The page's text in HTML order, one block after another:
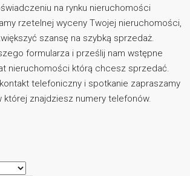
na rynku nieruchomości
rzetelnej wyceny Twojej nieruchomości,
szansę na szybką sprzedaż.
formularza i prześlij nam wstępne
nieruchomości którą chcesz sprzedać.
telefoniczny i spotkanie zapraszamy
której znajdziesz numery telefonów.